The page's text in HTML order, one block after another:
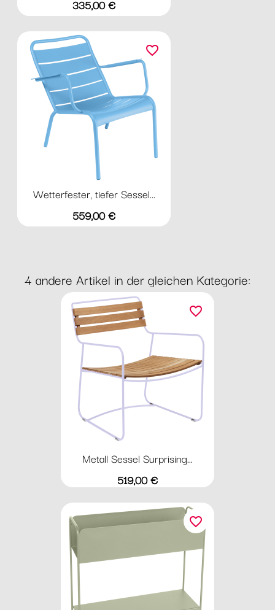
Preis
335,00 €
Wetterfester, tiefer Sessel...
Preis
559,00 €
favorite_border
4 andere Artikel in der gleichen Kategorie:
Metall Sessel Surprising...
Preis
519,00 €
favorite_border
favorite_border